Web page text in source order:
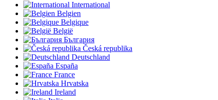
International
Belgien
Belgique
België
България
Česká republika
Deutschland
España
France
Hrvatska
Ireland